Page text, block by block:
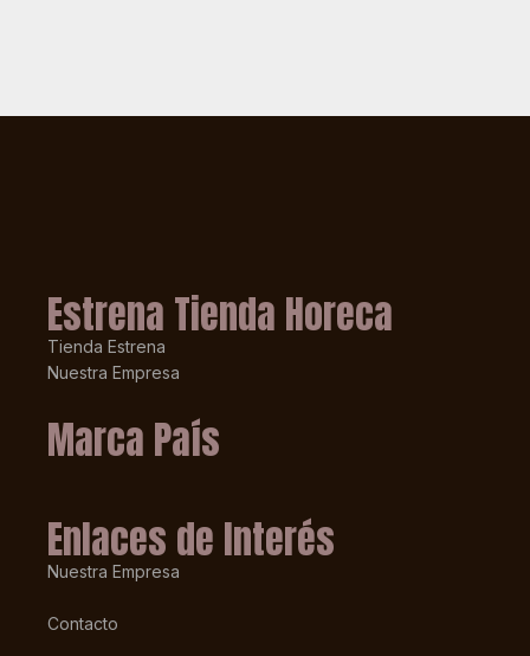
Estrena Tienda Horeca
Tienda Estrena
Nuestra Empresa
Marca País
Enlaces de Interés
Nuestra Empresa
Contacto